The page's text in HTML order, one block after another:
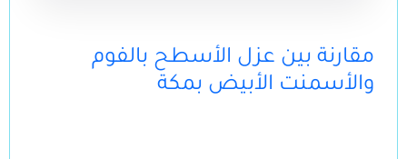
مقارنة بين عزل الأسطح بالفوم
والأسمنت الأبيض بمكة